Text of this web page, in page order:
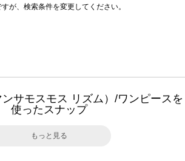
が、検索条件を変更してください。
サモスモス リズム）/ワンピースを
使ったスナップ
もっと見る